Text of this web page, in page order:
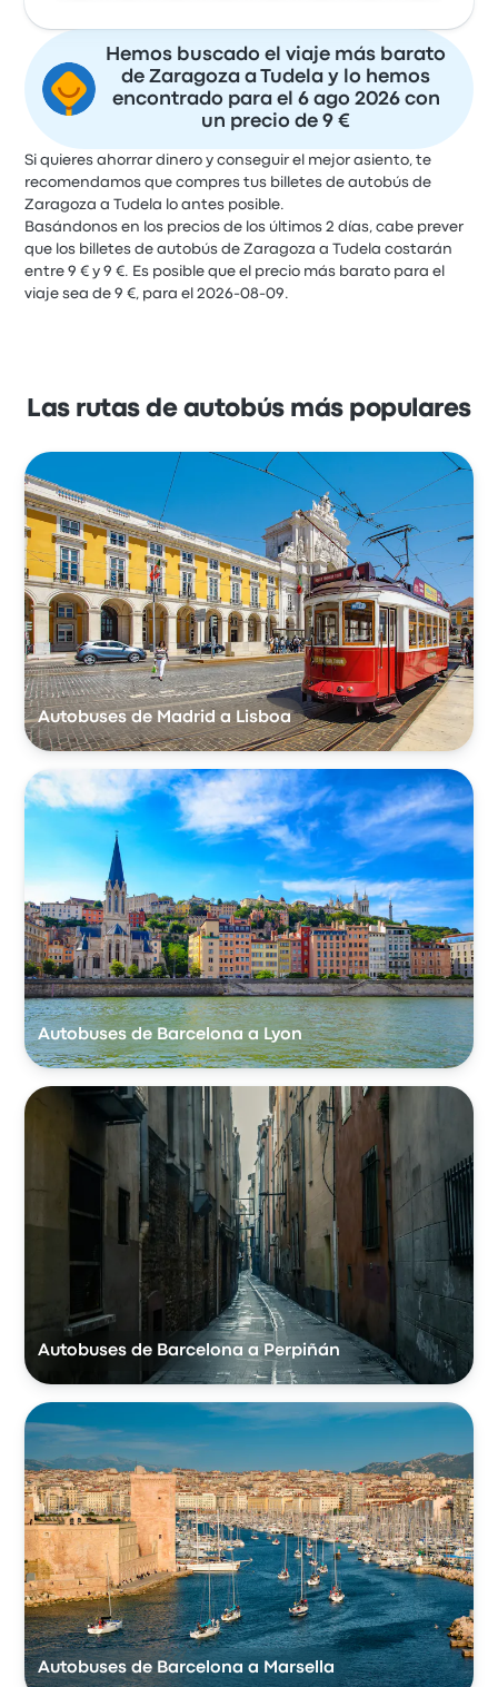
Hemos buscado el viaje más barato
de Zaragoza a Tudela y lo hemos
encontrado para el 6 ago 2026 con
un precio de 9 €
Si quieres ahorrar dinero y conseguir el mejor asiento, te
recomendamos que compres tus billetes de autobús de
Zaragoza a Tudela lo antes posible.
Basándonos en los precios de los últimos 2 días, cabe prever
que los billetes de autobús de Zaragoza a Tudela costarán
entre 9 € y 9 €. Es posible que el precio más barato para el
viaje sea de 9 €, para el 2026-08-09.
Las rutas de autobús más populares
Autobuses de Madrid a Lisboa
Autobuses de Barcelona a Lyon
Autobuses de Barcelona a Perpiñán
Autobuses de Barcelona a Marsella